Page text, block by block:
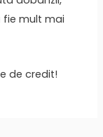
mult mai
de credit!